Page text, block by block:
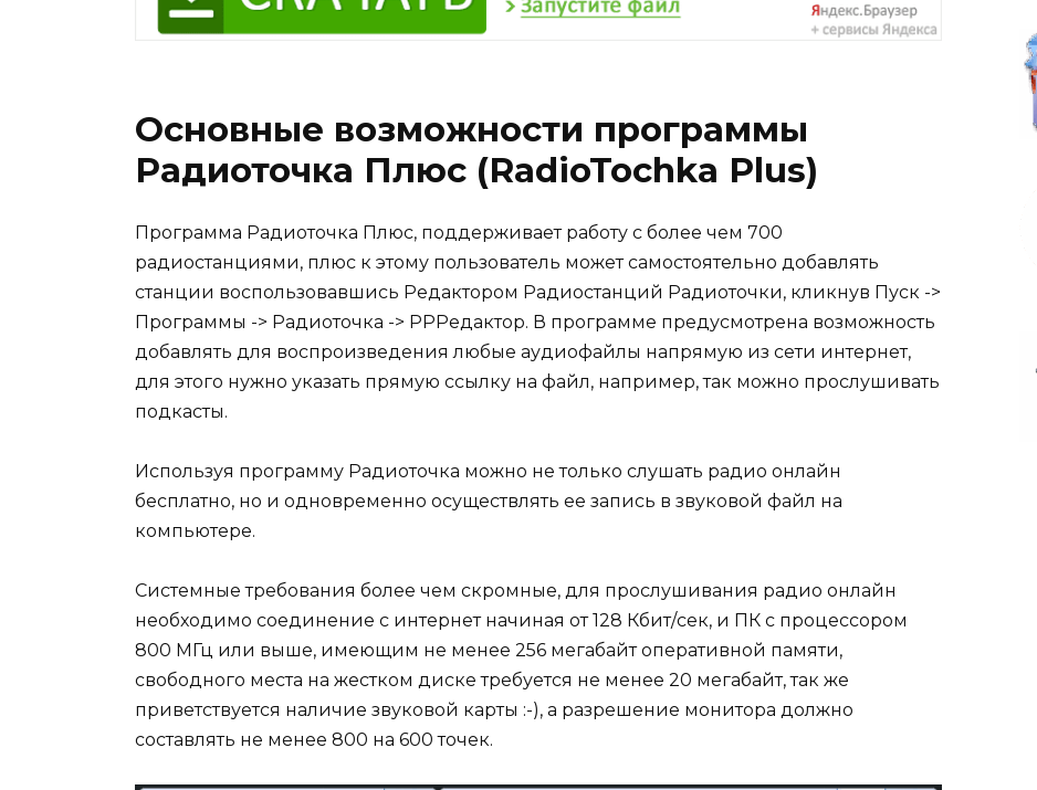
Основные возможности программы
Радиоточка Плюс (RadioTochka Plus)
Программа Радиоточка Плюс, поддерживает работу с более чем 700
радиостанциями, плюс к этому пользователь может самостоятельно добавлять
станции воспользовавшись Редактором Радиостанций Радиоточки, кликнув Пуск ->
Программы -> Радиоточка -> РРРедактор. В программе предусмотрена возможность
добавлять для воспроизведения любые аудиофайлы напрямую из сети интернет,
для этого нужно указать прямую ссылку на файл, например, так можно прослушивать
подкасты.
Используя программу Радиоточка можно не только слушать радио онлайн
бесплатно, но и одновременно осуществлять ее запись в звуковой файл на
компьютере.
Системные требования более чем скромные, для прослушивания радио онлайн
необходимо соединение с интернет начиная от 128 Кбит/сек, и ПК с процессором
800 МГц или выше, имеющим не менее 256 мегабайт оперативной памяти,
свободного места на жестком диске требуется не менее 20 мегабайт, так же
приветствуется наличие звуковой карты :-), а разрешение монитора должно
составлять не менее 800 на 600 точек.